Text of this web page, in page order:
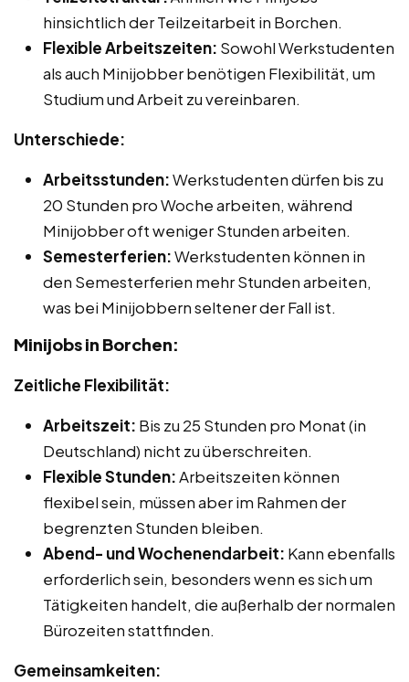
hinsichtlich der Teilzeitarbeit in Borchen.
Flexible Arbeitszeiten: Sowohl Werkstudenten
als auch Minijobber benötigen Flexibilität, um
Studium und Arbeit zu vereinbaren.
Unterschiede:
Arbeitsstunden:Werkstudenten dürfen bis zu
20 Stunden pro Woche arbeiten, während
Minijobber oft weniger Stunden arbeiten.
Semesterferien:Werkstudenten können in
den Semesterferien mehr Stunden arbeiten,
was bei Minijobbern seltener der Fall ist.
Minijobs in Borchen:
Zeitliche Flexibilität:
Arbeitszeit: Bis zu 25 Stunden pro Monat (in
Deutschland) nicht zu überschreiten.
Flexible Stunden:Arbeitszeiten können
flexibel sein, müssen aber im Rahmen der
begrenzten Stunden bleiben.
Abend- und Wochenendarbeit: Kann ebenfalls
erforderlich sein, besonders wenn es sich um
Tätigkeiten handelt, die außerhalb der normalen
Bürozeiten stattfinden.
Gemeinsamkeiten: